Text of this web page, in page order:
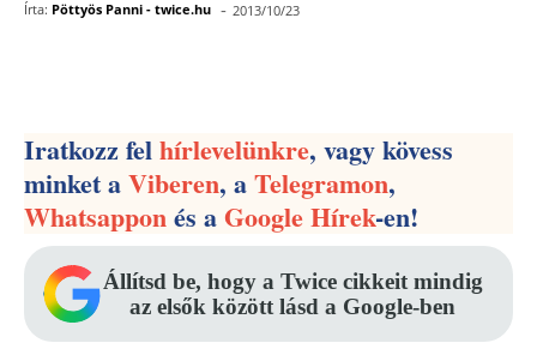
Írta: Pöttyös Panni - twice.hu - 2013/10/23
Iratkozz felhírlevelünkre, vagy kövess
minket aViberen, aTelegramon,
Whatsapponés aGoogle Hírek-en!
Állítsd be, hogy a Twice cikkeit mindig
az elsők között lásd a Google-ben